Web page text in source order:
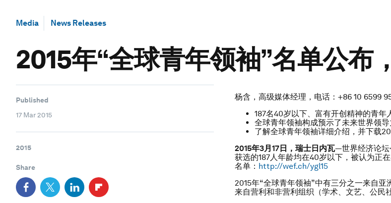
Media News Releases
2015年“全球青年领袖”名单公布
Published
17 Mar 2015
2015
Share
杨含，高级媒体经理，电话：+86 10 6599
187名40岁以下、富有开创精神的青年
全球青年领袖构成预示了未来世界领
了解全球青年领袖详细介绍，并下载
2015年3月 17日，瑞士日内瓦—世界经济论坛
获选的187人年龄均在40岁以下，被认为正
名单： http://wef.ch/ygl15
2015年“全球青年领袖”中有三分之一来自
来自营利和非营利组织（学术、文艺、公民